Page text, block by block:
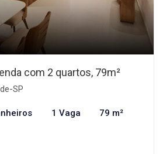
com 2 quartos, 79m²
SP
1 Vaga 79 m²